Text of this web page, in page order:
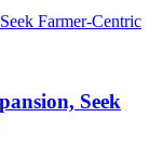
Seek